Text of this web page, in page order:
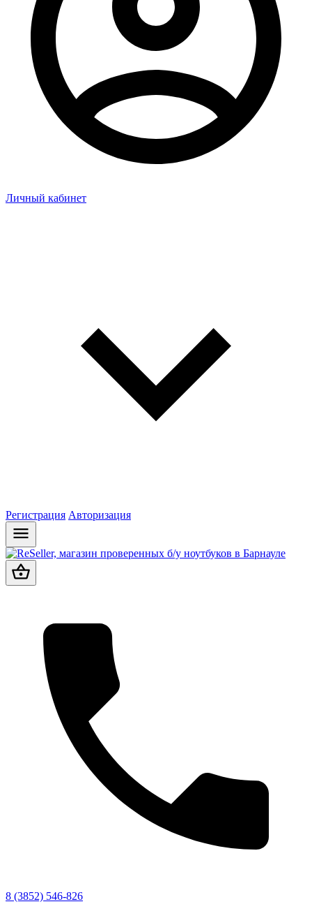
Личный кабинет
Регистрация Авторизация
8 (3852) 546-826